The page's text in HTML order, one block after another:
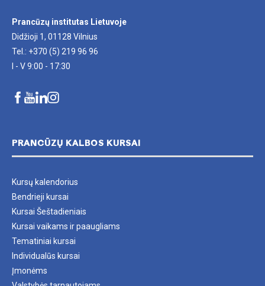
Prancūzų institutas Lietuvoje
Didžioji 1, 01128 Vilnius
Tel.: +370 (5) 219 96 96
I - V 9:00 - 17:30
PRANCŪZŲ KALBOS KURSAI
Kursų kalendorius
Bendrieji kursai
Kursai Šeštadieniais
Kursai vaikams ir paaugliams
Tematiniai kursai
Individualūs kursai
Įmonėms